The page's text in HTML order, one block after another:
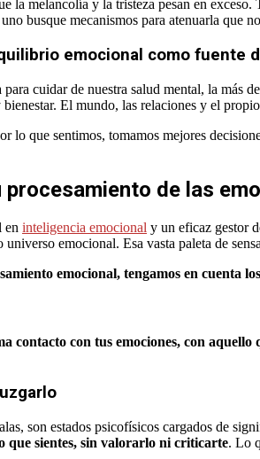
la melancolía y la tristeza pesan en
busque mecanismos para atenuarla que
emocional como fuente
cuidar de nuestra salud mental, la más
El mundo, las relaciones y el
lo que sentimos, tomamos mejores
de las
en inteligencia emocional y un eficaz gestor
universo emocional. Esa vasta paleta de
emocional, tengamos en cuenta
contacto con tus emociones, con
son estados psicofísicos cargados de
que sientes, sin valorarlo ni criticarte. Lo